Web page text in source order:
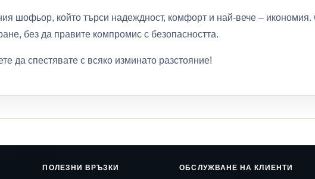
шофьор, който търси надеждност, комфорт и най-вече – икономия.
без да правите компромис с безопасността.
да спестявате с всяко изминато разстояние!
ПОЛЕЗНИ ВРЪЗКИ ОБСЛУЖВАНЕ НА КЛИЕНТИ